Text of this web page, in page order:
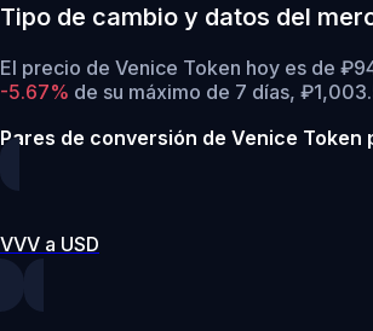
Tipo de cambio y datos del
El precio de Venice Token hoy es de
-5.67% de su máximo de 7 días,
Pares de conversión de Venice Token
VVV a USD